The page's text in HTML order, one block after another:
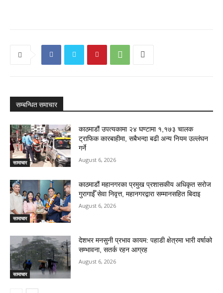
सम्बन्धित समाचार
सामाचार
काठमाडौं उपत्यकामा २४ घण्टामा १,१७३ चालक
ट्राफिक कारबाहीमा, सबैभन्दा बढी अन्य नियम उल्लंघन
गर्ने
August 6, 2026
सामाचार
काठमाडौं महानगरका प्रमुख प्रशासकीय अधिकृत सरोज
गुरागाईँ सेवा निवृत्त, महानगरद्वारा सम्मानसहित बिदाइ
August 6, 2026
सामाचार
देशभर मनसुनी प्रभाव कायम: पहाडी क्षेत्रमा भारी वर्षाको
सम्भावना, सतर्क रहन आग्रह
August 6, 2026